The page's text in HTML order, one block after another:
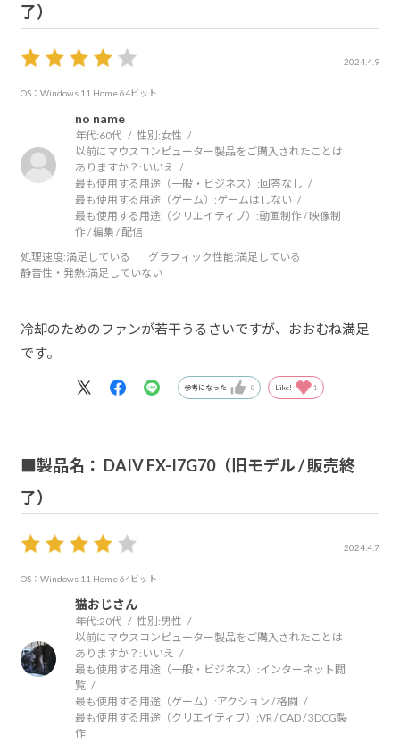
了）
2024.4.9
OS：Windows 11 Home 64ビット
no name
年代:60代 性別:女性
以前にマウスコンピューター製品をご購入されたことは
ありますか？: いいえ
最も使用する用途（一般・ビジネス）:回答なし
最も使用する用途（ゲーム）:ゲームはしない
最も使用する用途（クリエイティブ）:動画制作 / 映像制
作 / 編集 / 配信
処理速度:満足している グラフィック性能:満足している
静音性・発熱:満足していない
冷却のためのファンが若干うるさいですが、おおむね満足
です。
参考になった 0 Like! 1
■製品名： DAIV FX-I7G70（旧モデル / 販売終
了）
2024.4.7
OS：Windows 11 Home 64ビット
猫おじさん
年代:20代 性別:男性
以前にマウスコンピューター製品をご購入されたことは
ありますか？: いいえ
最も使用する用途（一般・ビジネス）:インターネット閲
覧
最も使用する用途（ゲーム）:アクション / 格闘
最も使用する用途（クリエイティブ）:VR / CAD / 3DCG製
作